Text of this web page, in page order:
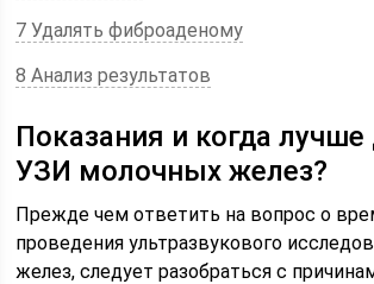
7 Удалять фиброаденому
8 Анализ результатов
Показания и когда лучше
УЗИ молочных желез?
Прежде чем ответить на вопрос о
проведения ультразвукового
желез, следует разобраться с